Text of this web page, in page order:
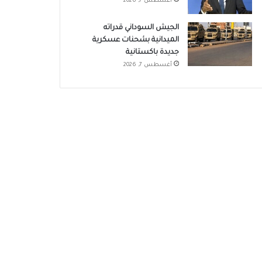
الجيش السوداني قدراته
الميدانية بشحنات عسكرية
جديدة باكستانية
أغسطس 7, 2026